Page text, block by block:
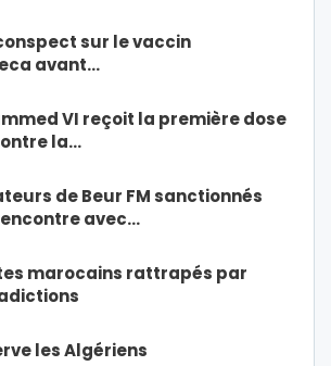
sur le vaccin
avant…
VI reçoit la première dose
la…
de Beur FM sanctionnés
avec…
marocains rattrapés par
les Algériens